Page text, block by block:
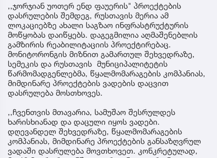
,,ჯორჯიან უოთერ ენდ ფაუერის" პროექტების
დასრულების შემდეგ, რუსთავის მერია ამ
ლოკაციებზე ახალი საგზაო ინფრასტრუქტურის
მოწყობას დაიწყებს. დაგეგმილია აღმაშენებლის
გამზირის რეაბილიტაციის პროექტირებაც.
მონიტორონგის მიზნით გამართულ შეხვედრაზე,
სემეკის და რუსთავის მუნიციპალიტეტის
წარმომადგენლებმა, წყალმომარაგების კომპანიას,
მიმდინარე პროექტების ვადების დაცვით
დასრულება მოსთხოვეს.
,,ჩვენთვის მთავარია, სამუშაო შესრულდეს
ხარისხიანად და დაცული იყოს ვადები.
დღევანდელ შეხვედრაზე, წყალმომარაგების
კომპანიას, მიმდინარე პროექტების განსაზღვრულ
ვადაში დასრულება მოვთხოვეთ. კონკრეტულად,